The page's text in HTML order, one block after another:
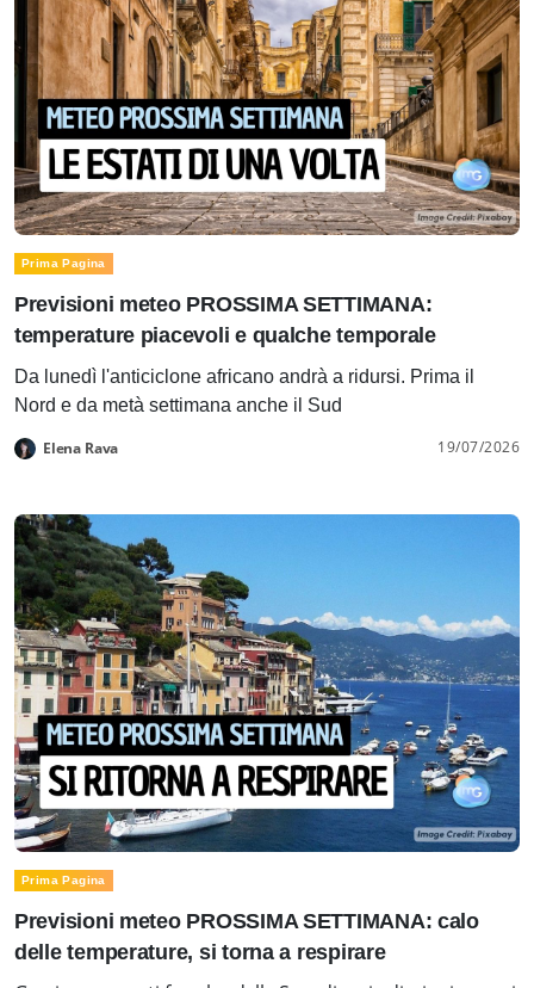
Prima Pagina
Previsioni meteo PROSSIMA SETTIMANA:
temperature piacevoli e qualche temporale
Da lunedì l'anticiclone africano andrà a ridursi. Prima il
Nord e da metà settimana anche il Sud
Elena Rava 19/07/2026
Prima Pagina
Previsioni meteo PROSSIMA SETTIMANA: calo
delle temperature, si torna a respirare